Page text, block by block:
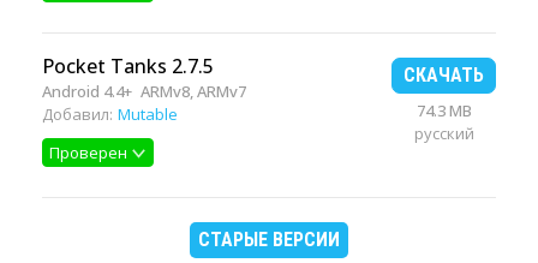
Pocket Tanks 2.7.5
Android 4.4+ ARMv8, ARMv7
Добавил: Mutable
Проверен
СКАЧАТЬ
74.3 MB
русский
СТАРЫЕ ВЕРСИИ